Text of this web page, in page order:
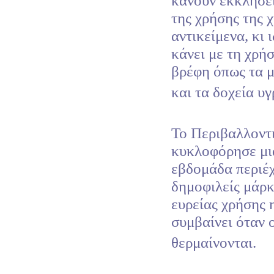
της χρήσης της
αντικείμενα, κι
κάνει με τη
βρέφη όπως τα
και τα δοχεία
Το
κυκλοφόρησε
εβδομάδα
δημοφιλείς
ευρείας χρήσης
συμβαίνει όταν
θερμαίνονται.